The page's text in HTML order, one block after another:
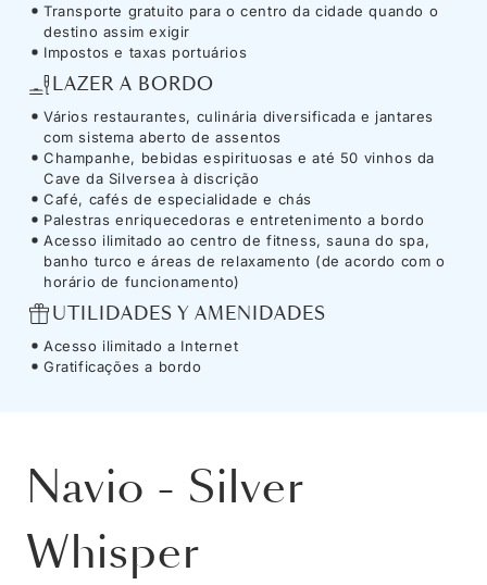
Transporte gratuito para o centro da cidade quando o
destino assim exigir
Impostos e taxas portuários
LAZER A BORDO
Vários restaurantes, culinária diversificada e jantares
com sistema aberto de assentos
Champanhe, bebidas espirituosas e até 50 vinhos da
Cave da Silversea à discrição
Café, cafés de especialidade e chás
Palestras enriquecedoras e entretenimento a bordo
Acesso ilimitado ao centro de fitness, sauna do spa,
banho turco e áreas de relaxamento (de acordo com o
horário de funcionamento)
UTILIDADES Y AMENIDADES
Acesso ilimitado a Internet
Gratificações a bordo
Navio - Silver
Whisper